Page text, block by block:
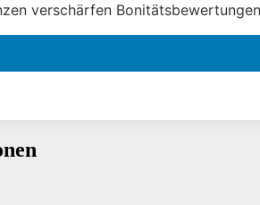
verschärfen